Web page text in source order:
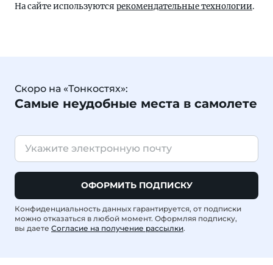
На сайте используются рекомендательные технологии.
Скоро на «Тонкостях»:
Самые неудобные места в самолете
ОФОРМИТЬ ПОДПИСКУ
Конфиденциальность данных гарантируется, от подписки
можно отказаться в любой момент. Оформляя подписку,
вы даете Согласие на получение рассылки.